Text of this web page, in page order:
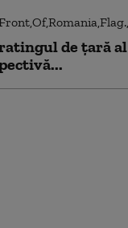
de țară al